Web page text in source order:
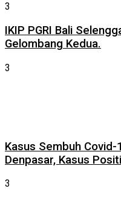
3
IKIP PGRI Bali
Gelombang Kedua.
3
Kasus Sembuh
Denpasar, Kasus
3